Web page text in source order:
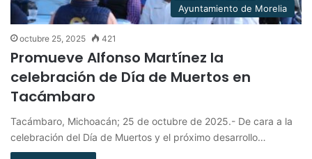
Ayuntamiento de Morelia
octubre 25, 2025 421
Promueve Alfonso Martínez la
celebración de Día de Muertos en
Tacámbaro
Tacámbaro, Michoacán; 25 de octubre de 2025.- De cara a la
celebración del Día de Muertos y el próximo desarrollo…